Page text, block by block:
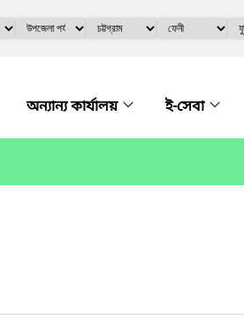
অন্যান্য কার্যালয় ই-সেবা